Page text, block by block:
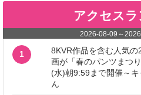
アクセス
2026-08-09 ～
1
8KVR作品を含む人気
画が「春のパンツまつ
(水)朝9:59まで開催～
ん